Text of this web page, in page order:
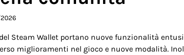
Steam Wallet portano nuove funzionalità
miglioramenti nel gioco e nuove modalità.